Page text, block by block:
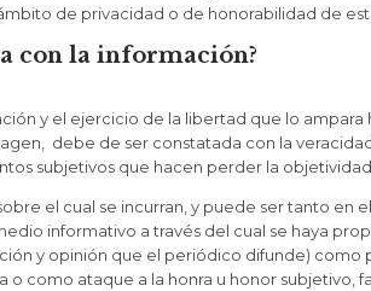
de privacidad o de honorabilidad de
con la información?
y el ejercicio de la libertad que lo
debe de ser constatada con la
subjetivos que hacen perder la
el cual se incurran, y puede ser tanto en
informativo a través del cual se haya
y opinión que el periódico difunde) como
o como ataque a la honra u honor subjetivo,